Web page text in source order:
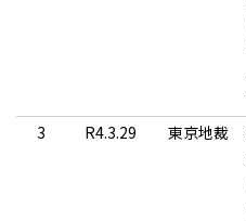
3
R4.3.29 東京地裁